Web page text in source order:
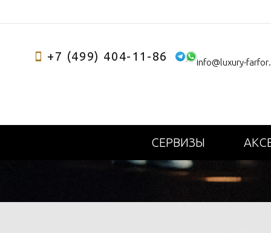
+7 (499) 404-11-86 info@luxury-
СЕРВИЗЫ